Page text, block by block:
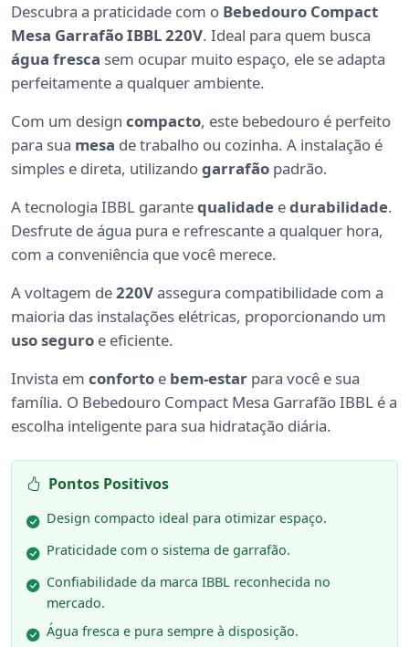
Descubra a praticidade com o Bebedouro Compact
Mesa Garrafão IBBL 220V. Ideal para quem busca
água fresca sem ocupar muito espaço, ele se adapta
perfeitamente a qualquer ambiente.
Com um design compacto, este bebedouro é perfeito
para sua mesa de trabalho ou cozinha. A instalação é
simples e direta, utilizandogarrafão padrão.
A tecnologia IBBL garantequalidade edurabilidade.
Desfrute de água pura e refrescante a qualquer hora,
com a conveniência que você merece.
A voltagem de220Vassegura compatibilidade com a
maioria das instalações elétricas, proporcionando um
uso seguro e eficiente.
Invista em conforto e bem-estar para você e sua
família. O Bebedouro Compact Mesa Garrafão IBBL é a
escolha inteligente para sua hidratação diária.
Pontos Positivos
Design compacto ideal para otimizar espaço.
Praticidade com o sistema de garrafão.
Confiabilidade da marca IBBL reconhecida no
mercado.
Água fresca e pura sempre à disposição.